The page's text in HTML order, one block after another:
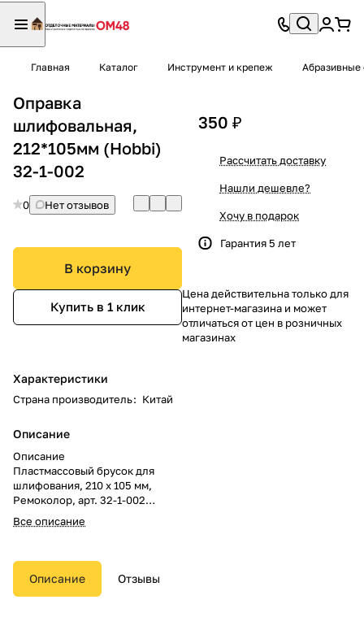
Главная Каталог Инструмент и крепеж Абразивные
Оправка
шлифовальная,
212*105мм (Hobbi)
32-1-002
0 Нет отзывов
В корзину
Купить в 1 клик
Характеристики
Страна производитель: Китай
Описание
Описание
Пластмассовый брусок для
шлифования, 210 х 105 мм,
Ремоколор, арт. 32-1-002
предназначен для полировки и
шлифовки различных
Такой брусок изготовлен из
прочной пластмассы стойкой к
Все описание
350 ₽
Рассчитать доставку
Нашли дешевле?
Хочу в подарок
Гарантия 5 лет
Цена действительна только для
интернет-магазина и может
отличаться от цен в розничных
магазинах
Описание Отзывы